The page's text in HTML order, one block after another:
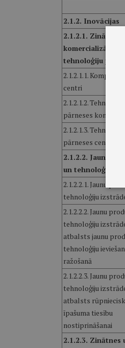
2.1.2. Inovācijas
2.1.2.1. Zinātnes
komercializācija un
tehnoloģiju
2.1.2.1.1.
centri
2.1.2.1.2. Tehnoloģiju
pārneses
2.1.2.1.3. Tehnoloģiju
pārneses centri
2.1.2.2. Jaunu
un tehnoloģiju
2.1.2.2.1. Jaunu
tehnoloģiju
2.1.2.2.2. Jaunu
tehnoloģiju
atbalsts jaunu
tehnoloģiju
ražošanā
2.1.2.2.3. Jaunu
tehnoloģiju
atbalsts
īpašuma tiesību
nostiprināšanai
2.1.2.3. Zinātnes